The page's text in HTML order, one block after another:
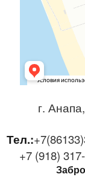
г.
Тел.:
+7 (918)